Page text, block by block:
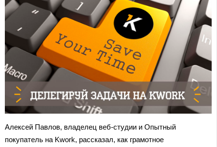
Алексей Павлов, владелец веб-студии и Опытный
покупатель на Kwork, рассказал, как грамотное